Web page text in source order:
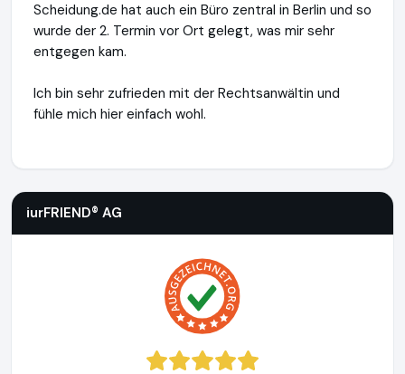
Scheidung.de hat auch ein Büro zentral in Berlin und so
wurde der 2. Termin vor Ort gelegt, was mir sehr
entgegen kam.
Ich bin sehr zufrieden mit der Rechtsanwältin und
fühle mich hier einfach wohl.
iurFRIEND® AG